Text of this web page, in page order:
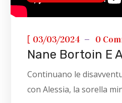
[ 03/03/2024 0
Nane Bortoin E
Continuano le
con Alessia, la sorella